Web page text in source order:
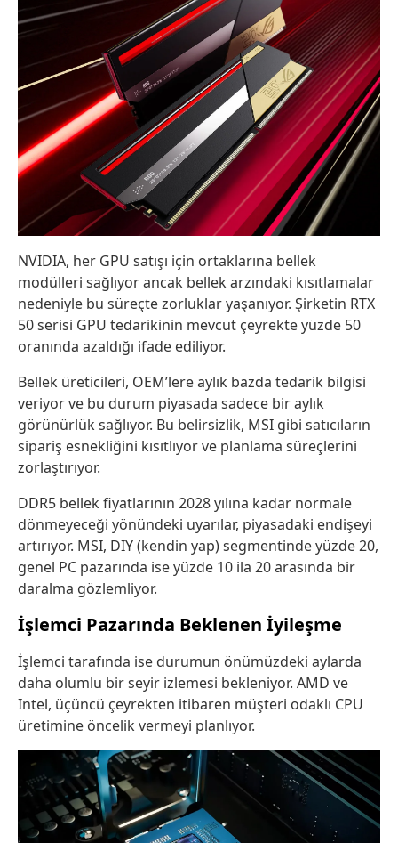
NVIDIA, her GPU satışı için ortaklarına bellek
modülleri sağlıyor ancak bellek arzındaki kısıtlamalar
nedeniyle bu süreçte zorluklar yaşanıyor. Şirketin RTX
50 serisi GPU tedarikinin mevcut çeyrekte yüzde 50
oranında azaldığı ifade ediliyor.
Bellek üreticileri, OEM’lere aylık bazda tedarik bilgisi
veriyor ve bu durum piyasada sadece bir aylık
görünürlük sağlıyor. Bu belirsizlik, MSI gibi satıcıların
sipariş esnekliğini kısıtlıyor ve planlama süreçlerini
zorlaştırıyor.
DDR5 bellek fiyatlarının 2028 yılına kadar normale
dönmeyeceği yönündeki uyarılar, piyasadaki endişeyi
artırıyor. MSI, DIY (kendin yap) segmentinde yüzde 20,
genel PC pazarında ise yüzde 10 ila 20 arasında bir
daralma gözlemliyor.
İşlemci Pazarında Beklenen İyileşme
İşlemci tarafında ise durumun önümüzdeki aylarda
daha olumlu bir seyir izlemesi bekleniyor. AMD ve
Intel, üçüncü çeyrekten itibaren müşteri odaklı CPU
üretimine öncelik vermeyi planlıyor.